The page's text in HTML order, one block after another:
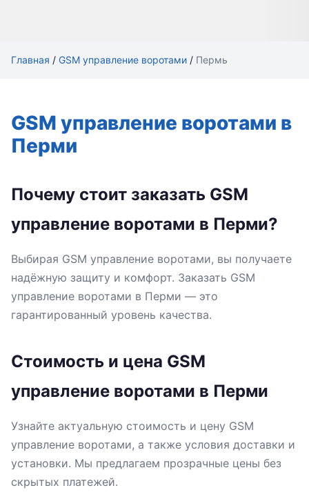
Главная / GSM управление воротами / Пермь
GSM управление воротами в
Перми
Почему стоит заказать GSM
управление воротами в Перми?
Выбирая GSM управление воротами, вы получаете
надёжную защиту и комфорт. Заказать GSM
управление воротами в Перми — это
гарантированный уровень качества.
Стоимость и цена GSM
управление воротами в Перми
Узнайте актуальную стоимость и цену GSM
управление воротами, а также условия доставки и
установки. Мы предлагаем прозрачные цены без
скрытых платежей.